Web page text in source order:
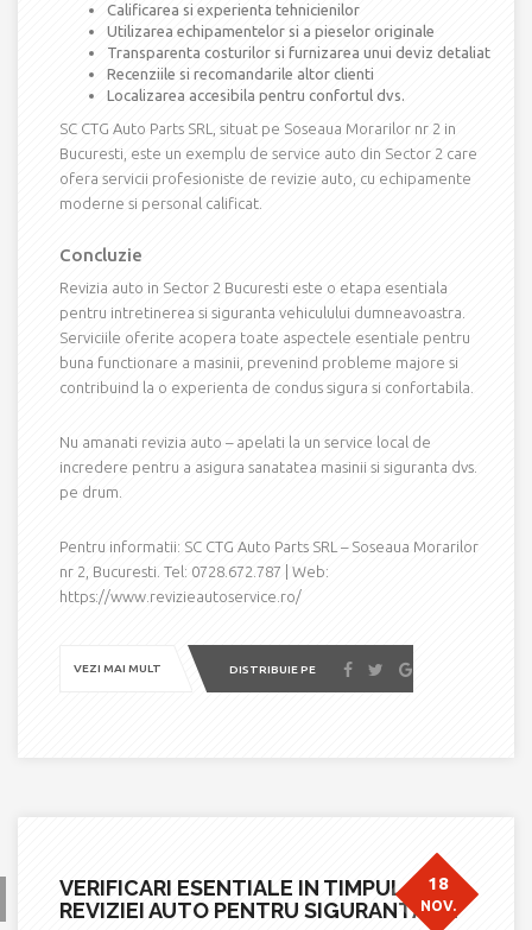
Calificarea si experienta tehnicienilor
Utilizarea echipamentelor si a pieselor originale
Transparenta costurilor si furnizarea unui deviz detaliat
Recenziile si recomandarile altor clienti
Localizarea accesibila pentru confortul dvs.
SC CTG Auto Parts SRL, situat pe Soseaua Morarilor nr 2 in
Bucuresti, este un exemplu de service auto din Sector 2 care
ofera servicii profesioniste de revizie auto, cu echipamente
moderne si personal calificat.
Concluzie
Revizia auto in Sector 2 Bucuresti este o etapa esentiala
pentru intretinerea si siguranta vehiculului dumneavoastra.
Serviciile oferite acopera toate aspectele esentiale pentru
buna functionare a masinii, prevenind probleme majore si
contribuind la o experienta de condus sigura si confortabila.
Nu amanati revizia auto – apelati la un service local de
incredere pentru a asigura sanatatea masinii si siguranta dvs.
pe drum.
Pentru informatii: SC CTG Auto Parts SRL – Soseaua Morarilor
nr 2, Bucuresti. Tel: 0728.672.787 | Web:
https://www.revizieautoservice.ro/
VEZI MAI MULT DISTRIBUIE PE
VERIFICARI ESENTIALE IN TIMPUL
REVIZIEI AUTO PENTRU SIGURANTA TA
18
NOV.